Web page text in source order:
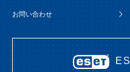
お問い合わせ